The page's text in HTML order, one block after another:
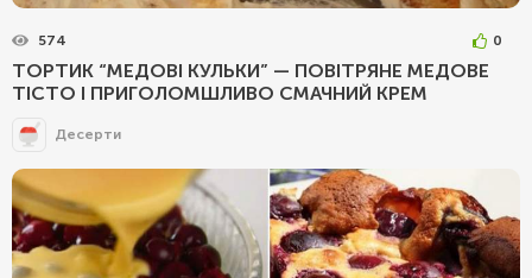
574 0
ТОРТИК “МЕДОВІ КУЛЬКИ” — ПОВІТРЯНЕ МЕДОВЕ
ТІСТО І ПРИГОЛОМШЛИВО СМАЧНИЙ КРЕМ
Десерти